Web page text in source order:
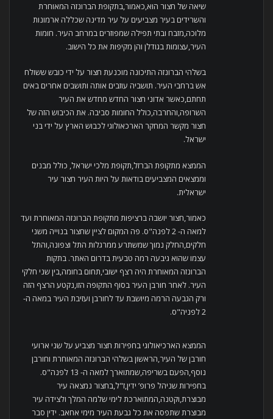
שיאה של חצור הוא,כאמור,בתקופת הברונזה המאוחרת
והשרידים בעיר מצביעים על עיר מדינה שכללה ארמונות
מלוכה,מזבח ובתי תפילה שמפוזרים במרחב העיר. חומות
העיר,עצומות בגודלן והן מקיפות את כל הישוב.
בשלהי הברונזה התיכונה מוכנעת חצור על ידי כובש ששולח
אש ברחבי העיר. תושביה עוזבים אותה ותושבים אחרים באים
תחתם,כאשר אדוני חצור החדש מחדש את העיר
השרופה,והחרבה,כולל החומות סביבה. את הכיבוש הזה של
חצור מקשר המחקר הארכאולוגי לכבוש הארץ על ידי בני
ישראל.
הממצא מתקופת הברזל,תקופת מלכי ישראל, כולל מבנים
וממצאים המצביעים בודאות על היות העיר חצור עיר
ישראלית.
כאמור,חצור יושבה ברציפות מתקופת הברונזה המאוחרת ועד
למאה ה- 2 לפנה"ס. פה המקום לציין שחצור בנוייה משני
חלקים,החלק נמוך שמשתרע ממרגלות התל וצפונה,והתל
עצמו שהוא גיבעה רמה טבעית בדרום האתר. בתקות
הברונזה המאוחרת היה רצף ישובי,תחום בחומה,בין שני חלקי
העיר. לאחר חורבן העיר בסוף התקופה הזו,נקטע הרצף הזה
ורק הגבעה הרמה מיושבת עד לחורבן ועזיבת העיר במאה ה-
2 לפניה"ס.
הממצא הארכיאולוגי בחפירות חצור מצביע על שני ארועי
חורבן של העיר,הראשון בשלהי הברונזה המאוחרת וחורבן
נוסף,הפעם בשריפה,שמתוארך למאה ה- 13 לפנה"ס.
בחפירות שניהל פרופ’ ידין,ז"ל,בחצור נמצאה עיר
מבוצרת,וקטנה,המתוארכת לימי שלמה המלך ולצידה עיר
מבוצרת שתפסה את כל גבעת העיר מימי אחאב. ידין סבר